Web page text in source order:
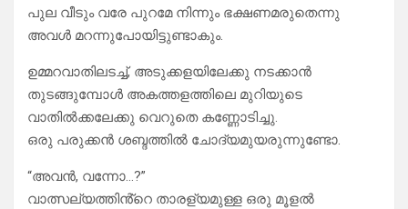
പുല വീടും വരേ പുറമേ നിന്നും ഭക്ഷണമരുതെന്നു
അവൾ മറന്നുപോയിട്ടുണ്ടാകും.
ഉമ്മറവാതിലടച്ച്, അടുക്കളയിലേക്കു നടക്കാൻ
തുടങ്ങുമ്പോൾ അകത്തളത്തിലെ മുറിയുടെ
വാതിൽക്കലേക്കു വെറുതെ കണ്ണോടിച്ചു.
ഒരു പരുക്കൻ ശബ്ദത്തിൽ ചോദ്യമുയരുന്നുണ്ടോ.
“അവൻ, വന്നോ…?”
വാത്സല്യത്തിൻ്റെ താരള്യമുള്ള ഒരു മൂളൽ